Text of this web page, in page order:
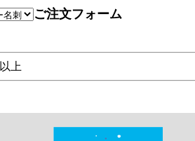
ご注文フォーム
上